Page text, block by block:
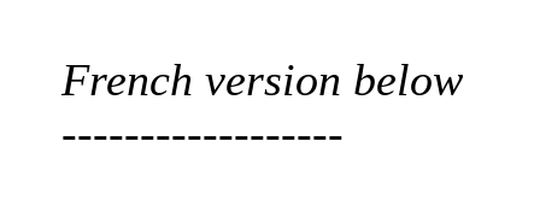
French version below
------------------